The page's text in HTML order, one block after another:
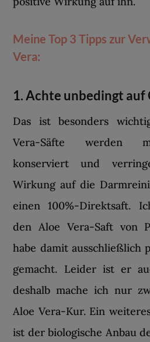
Meine Top 3 Tipps zur
Vera:
1. Achte unbedingt
Das ist besonders
Vera-Säfte werden
konserviert und
Wirkung auf die
einen 100%-Direktsaft.
den Aloe Vera-Saft von
habe damit ausschließlich
gemacht. Leider ist er
deshalb mache ich nur
Aloe Vera-Kur. Ein
ist der biologische Anbau